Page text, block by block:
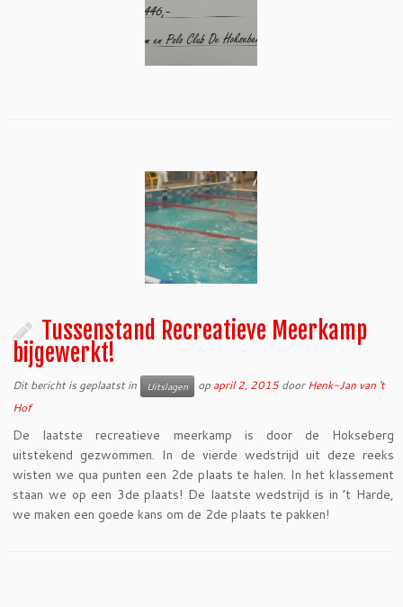
Tussenstand Recreatieve Meerkamp
bijgewerkt!
Dit bericht is geplaatst in Uitslagen op april 2, 2015 doorHenk-Jan van 't
Hof
De laatste recreatieve meerkamp is door de Hokseberg
uitstekend gezwommen. In de vierde wedstrijd uit deze reeks
wisten we qua punten een 2de plaats te halen. In het klassement
staan we op een 3de plaats! De laatste wedstrijd is in ’t Harde,
we maken een goede kans om de 2de plaats te pakken!